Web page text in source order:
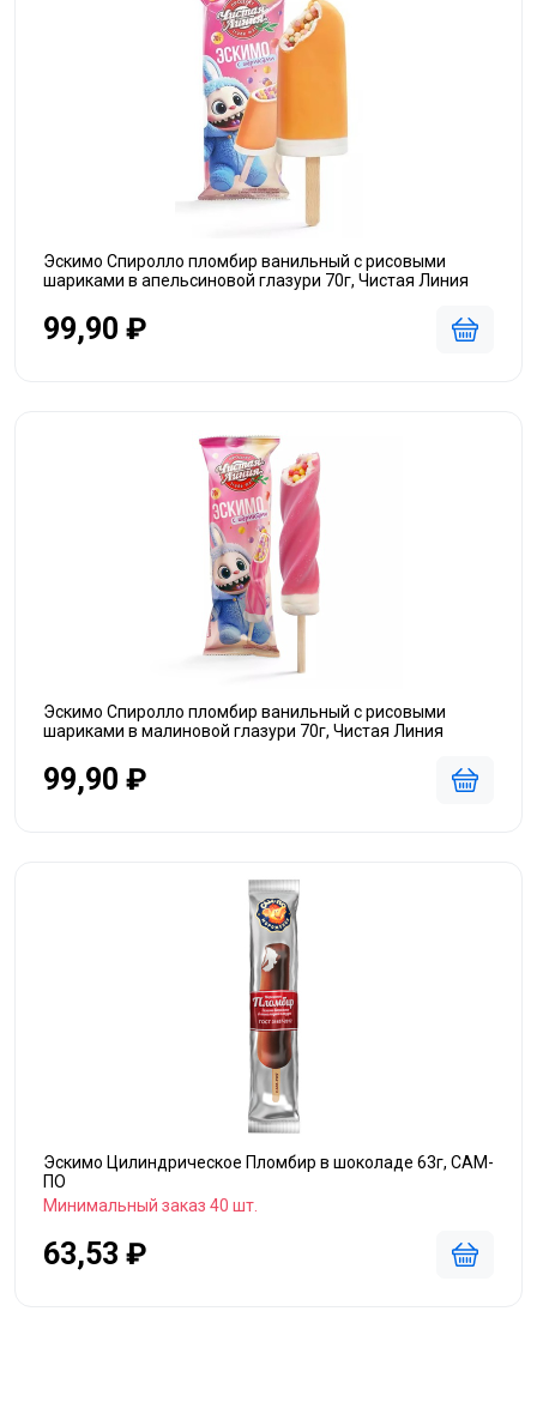
Эскимо Спиролло пломбир ванильный с рисовыми
шариками в апельсиновой глазури 70г, Чистая Линия
99,90 ₽
Эскимо Спиролло пломбир ванильный с рисовыми
шариками в малиновой глазури 70г, Чистая Линия
99,90 ₽
Эскимо Цилиндрическое Пломбир в шоколаде 63г, САМ-
ПО
Минимальный заказ 40 шт.
63,53 ₽